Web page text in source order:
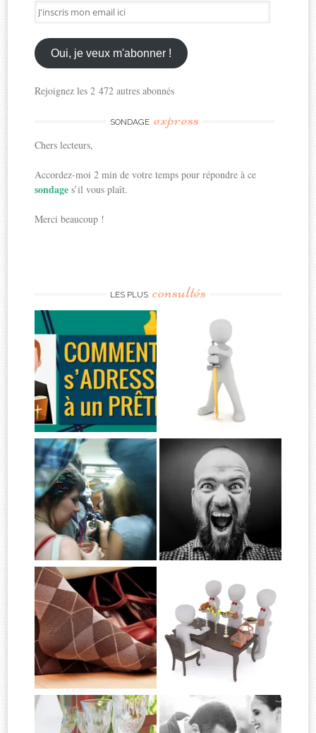
J'inscris
mon
email
ici
Oui, je veux m'abonner !
Rejoignez les 2 472 autres abonnés
SONDAGE express
Chers lecteurs,
Accordez-moi 2 min de votre temps pour répondre à ce
sondages’il vous plaît.
Merci beaucoup !
LES PLUS consultés